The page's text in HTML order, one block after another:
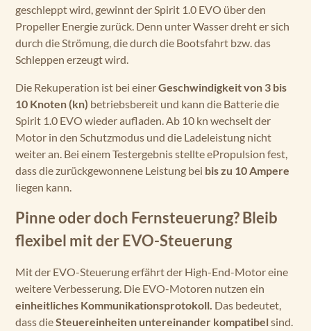
geschleppt wird, gewinnt der Spirit 1.0 EVO über den
Propeller Energie zurück. Denn unter Wasser dreht er sich
durch die Strömung, die durch die Bootsfahrt bzw. das
Schleppen erzeugt wird.
Die Rekuperation ist bei einerGeschwindigkeit von 3 bis
10 Knoten (kn) betriebsbereit und kann die Batterie die
Spirit 1.0 EVO wieder aufladen. Ab 10 kn wechselt der
Motor in den Schutzmodus und die Ladeleistung nicht
weiter an. Bei einem Testergebnis stellte ePropulsion fest,
dass die zurückgewonnene Leistung bei bis zu 10 Ampere
liegen kann.
Pinne oder doch Fernsteuerung? Bleib
flexibel mit der EVO-Steuerung
Mit der EVO-Steuerung erfährt der High-End-Motor eine
weitere Verbesserung. Die EVO-Motoren nutzen ein
einheitliches Kommunikationsprotokoll. Das bedeutet,
dass dieSteuereinheiten untereinander kompatibelsind.